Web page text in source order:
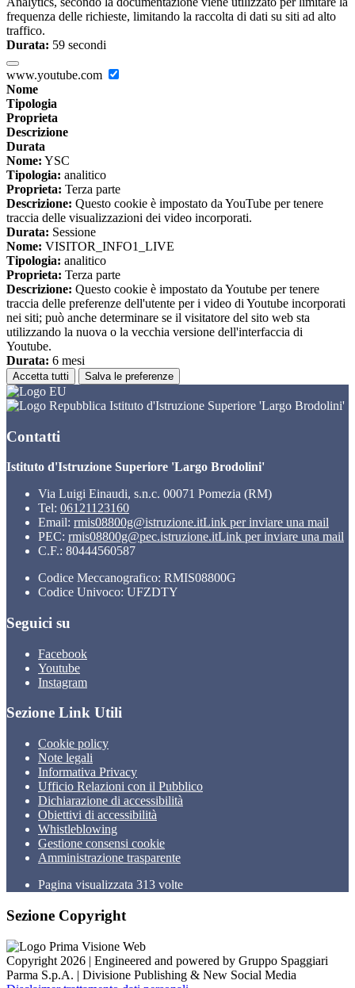
frequenza delle richieste, limitando la raccolta di dati su siti ad alto
traffico.
Durata: 59 secondi
www.youtube.com
Nome
Tipologia
Proprieta
Descrizione
Durata
Nome: YSC
Tipologia: analitico
Proprieta: Terza parte
Descrizione: Questo cookie è impostato da YouTube per tenere
traccia delle visualizzazioni dei video incorporati.
Durata: Sessione
Nome: VISITOR_INFO1_LIVE
Tipologia: analitico
Proprieta: Terza parte
Descrizione: Questo cookie è impostato da Youtube per tenere
traccia delle preferenze dell'utente per i video di Youtube incorporati
nei siti; può anche determinare se il visitatore del sito web sta
utilizzando la nuova o la vecchia versione dell'interfaccia di
Youtube.
Durata: 6 mesi
Accetta tutti Salva le preferenze
Istituto d'Istruzione Superiore 'Largo Brodolini'
Contatti
Istituto d'Istruzione Superiore 'Largo Brodolini'
Via Luigi Einaudi, s.n.c. 00071 Pomezia (RM)
Tel: 06121123160
Email: rmis08800g@istruzione.itLink per inviare una mail
PEC: rmis08800g@pec.istruzione.itLink per inviare una mail
C.F.: 80444560587
Codice Meccanografico: RMIS08800G
Codice Univoco: UFZDTY
Seguici su
Facebook
Youtube
Instagram
Sezione Link Utili
Cookie policy
Note legali
Informativa Privacy
Ufficio Relazioni con il Pubblico
Dichiarazione di accessibilità
Obiettivi di accessibilità
Whistleblowing
Gestione consensi cookie
Amministrazione trasparente
Pagina visualizzata 313 volte
Sezione Copyright
Copyright 2026 | Engineered and powered by Gruppo Spaggiari
Parma S.p.A. | Divisione Publishing & New Social Media